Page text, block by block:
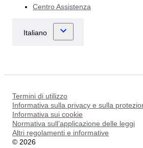
Centro Assistenza
Termini di utilizzo
Informativa sulla privacy e sulla
Informativa sui cookie
Normativa sull’applicazione delle leggi
Altri regolamenti e informative
© 2026